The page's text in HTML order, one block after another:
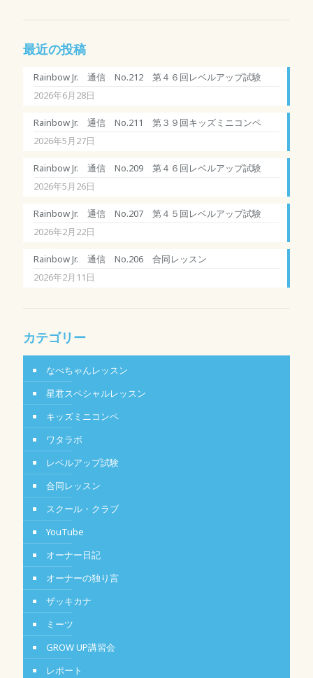
最近の投稿
Rainbow Jr. 通信 No.212 第４６回レベルアップ試験
2026年6月28日
Rainbow Jr. 通信 No.211 第３９回キッズミニコンペ
2026年5月27日
Rainbow Jr. 通信 No.209 第４６回レベルアップ試験
2026年5月26日
Rainbow Jr. 通信 No.207 第４５回レベルアップ試験
2026年2月22日
Rainbow Jr. 通信 No.206 合同レッスン
2026年2月11日
カテゴリー
なべちゃんレッスン
星君スペシャルレッスン
キッズミニコンペ
ワタラボ
レベルアップ試験
合同レッスン
スクール・クラブ
YouTube
オーナー日記
オーナーの独り言
ザッキカナ
ミーツ
GROW UP講習会
レポート